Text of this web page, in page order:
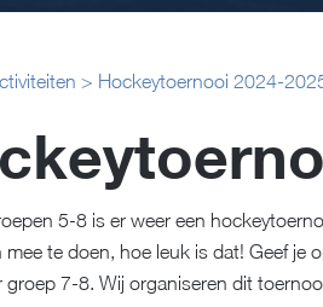
> Hockeytoernooi 2024-
5-8 is er weer een
mee te doen, hoe leuk is dat! Geef je
groep 7-8. Wij organiseren dit